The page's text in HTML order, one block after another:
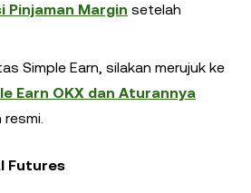
Pinjaman Margin setelah
Simple Earn, silakan merujuk ke
Earn OKX dan Aturannya
Futures